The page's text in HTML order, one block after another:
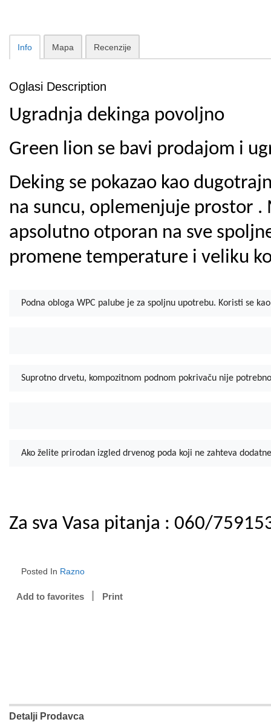
Info Mapa Recenzije
Oglasi Description
Ugradnja dekinga povoljno
Green lion se bavi prodajom i
Deking se pokazao kao
na suncu, oplemenjuje prostor
apsolutno otporan na sve
promene temperature i veliku
Podna obloga WPC palube je za spoljnu upotrebu. Koristi se
Suprotno drvetu, kompozitnom podnom pokrivaču nije
Ako želite prirodan izgled drvenog poda koji ne zahteva
Za sva Vasa pitanja : 060/
Posted In Razno
Add to favorites Print
Detalji Prodavca